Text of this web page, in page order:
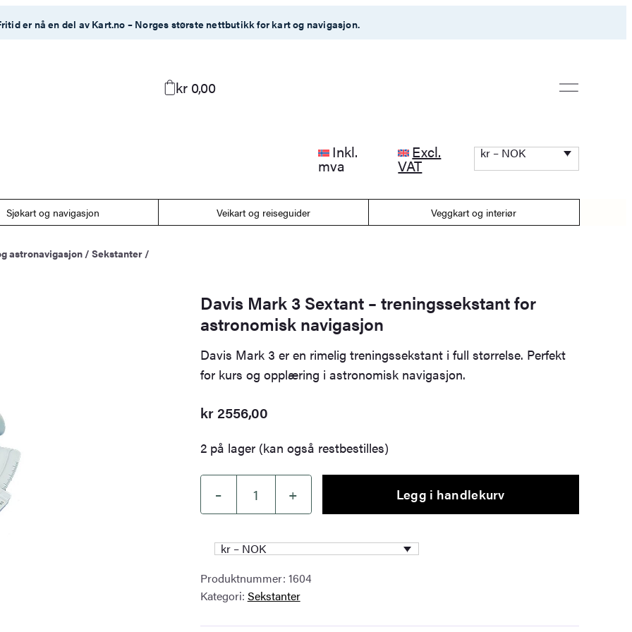
er nå en del av Kart.no – Norges største nettbutikk for kart og navigasjon.
kr 0,00
Inkl.
mva
Excl.
VAT
kr – NOK
Sjøkart og navigasjon Veikart og reiseguider Veggkart og interiør
astronavigasjon /Sekstanter /
Davis Mark 3 Sextant – treningssekstant for
astronomisk navigasjon
Davis Mark 3 er en rimelig treningssekstant i full størrelse. Perfekt
for kurs og opplæring i astronomisk navigasjon.
kr2556,00
2 på lager (kan også restbestilles)
–
Sextant
–
+ Legg i handlekurv
kr – NOK
Produktnummer: 1604
Kategori: Sekstanter